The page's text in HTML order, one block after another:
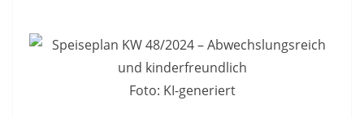
Foto: KI-generiert